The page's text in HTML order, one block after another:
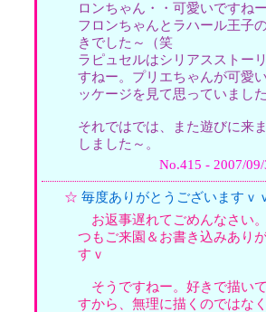
ロンちゃん・・可愛いですね
フロンちゃんとラハール王子
きでした～（笑
ラピュセルはシリアスストー
すねー。プリエちゃんが可愛
ッケージを見て思っていました
それではでは、また遊びに来
しました～。
No.415 - 2007/
☆ 毎度ありがとうございますｖ
お返事遅れてごめんなさい
つもご来園＆お書き込みあり
すｖ
そうですねー。好きで描い
すから、無理に描くのではな